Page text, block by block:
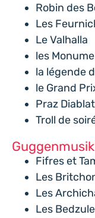
Robin des
Les
Le Valhalla
les
la légende
le Grand
Praz
Troll de
Guggenmusik
Fifres et
Les
Les
Les